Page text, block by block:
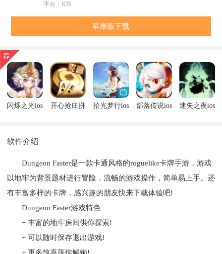
平台：
IOS
苹果版下载
闪烁之光ios
开心抢庄拼
拾光梦行ios
部落传说ios
迷失之夜ios
软件介绍
Dungeon Faster是一款卡通风格的roguelike卡牌手游，游戏
以地牢为背景题材进行冒险，流畅的游戏操作，简单易上手。还
有丰富多样的卡牌，感兴趣的朋友快来下载体验吧!
Dungeon Faster游戏特色
+ 丰富的地牢房间供你探索!
+ 可以随时保存退出游戏!